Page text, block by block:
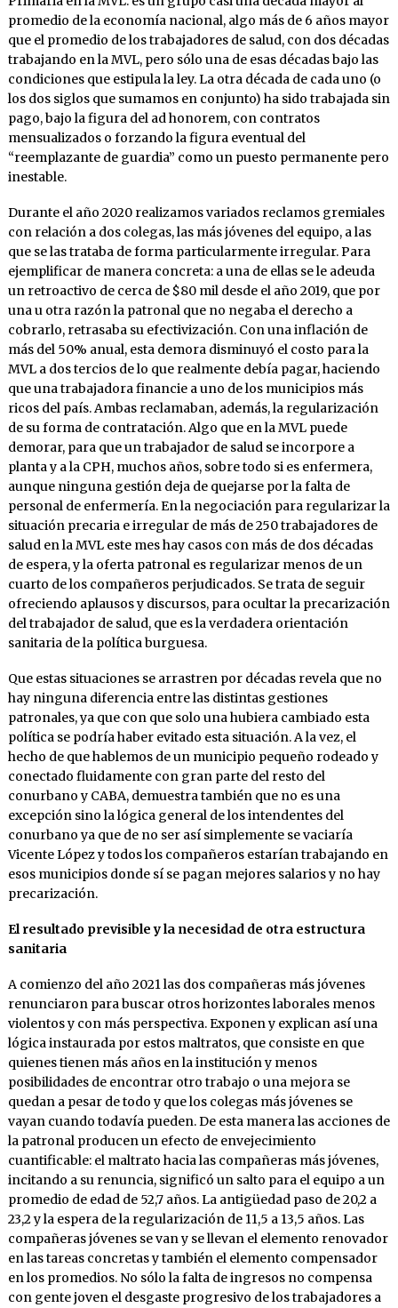
promedio de la economía nacional, algo más de 6 años mayor
que el promedio de los trabajadores de salud, con dos décadas
trabajando en la MVL, pero sólo una de esas décadas bajo las
condiciones que estipula la ley. La otra década de cada uno (o
los dos siglos que sumamos en conjunto) ha sido trabajada sin
pago, bajo la figura del ad honorem, con contratos
mensualizados o forzando la figura eventual del
“reemplazante de guardia” como un puesto permanente pero
inestable.
Durante el año 2020 realizamos variados reclamos gremiales
con relación a dos colegas, las más jóvenes del equipo, a las
que se las trataba de forma particularmente irregular. Para
ejemplificar de manera concreta: a una de ellas se le adeuda
un retroactivo de cerca de $80 mil desde el año 2019, que por
una u otra razón la patronal que no negaba el derecho a
cobrarlo, retrasaba su efectivización. Con una inflación de
más del 50% anual, esta demora disminuyó el costo para la
MVL a dos tercios de lo que realmente debía pagar, haciendo
que una trabajadora financie a uno de los municipios más
ricos del país. Ambas reclamaban, además, la regularización
de su forma de contratación. Algo que en la MVL puede
demorar, para que un trabajador de salud se incorpore a
planta y a la CPH, muchos años, sobre todo si es enfermera,
aunque ninguna gestión deja de quejarse por la falta de
personal de enfermería. En la negociación para regularizar la
situación precaria e irregular de más de 250 trabajadores de
salud en la MVL este mes hay casos con más de dos décadas
de espera, y la oferta patronal es regularizar menos de un
cuarto de los compañeros perjudicados. Se trata de seguir
ofreciendo aplausos y discursos, para ocultar la precarización
del trabajador de salud, que es la verdadera orientación
sanitaria de la política burguesa.
Que estas situaciones se arrastren por décadas revela que no
hay ninguna diferencia entre las distintas gestiones
patronales, ya que con que solo una hubiera cambiado esta
política se podría haber evitado esta situación. A la vez, el
hecho de que hablemos de un municipio pequeño rodeado y
conectado fluidamente con gran parte del resto del
conurbano y CABA, demuestra también que no es una
excepción sino la lógica general de los intendentes del
conurbano ya que de no ser así simplemente se vaciaría
Vicente López y todos los compañeros estarían trabajando en
esos municipios donde sí se pagan mejores salarios y no hay
precarización.
El resultado previsible y la necesidad de otra estructura
sanitaria
A comienzo del año 2021 las dos compañeras más jóvenes
renunciaron para buscar otros horizontes laborales menos
violentos y con más perspectiva. Exponen y explican así una
lógica instaurada por estos maltratos, que consiste en que
quienes tienen más años en la institución y menos
posibilidades de encontrar otro trabajo o una mejora se
quedan a pesar de todo y que los colegas más jóvenes se
vayan cuando todavía pueden. De esta manera las acciones de
la patronal producen un efecto de envejecimiento
cuantificable: el maltrato hacia las compañeras más jóvenes,
incitando a su renuncia, significó un salto para el equipo a un
promedio de edad de 52,7 años. La antigüedad paso de 20,2 a
23,2 y la espera de la regularización de 11,5 a 13,5 años. Las
compañeras jóvenes se van y se llevan el elemento renovador
en las tareas concretas y también el elemento compensador
en los promedios. No sólo la falta de ingresos no compensa
con gente joven el desgaste progresivo de los trabajadores a